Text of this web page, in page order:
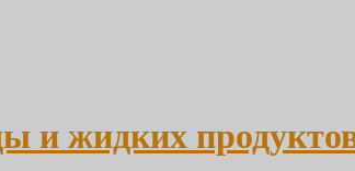
и жидких